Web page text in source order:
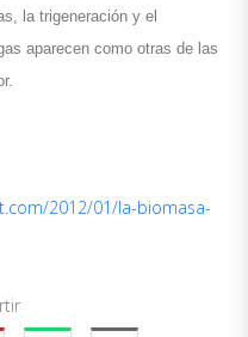
la trigeneración y el
aparecen como otras de las
2012/01/la-biomasa-